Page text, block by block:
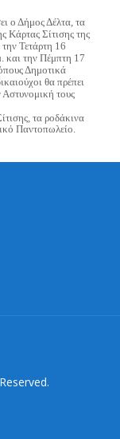
ο Δήμος Δέλτα, τα
Κάρτας Σίτισης της
Τετάρτη 16
και την Πέμπτη 17
Δημοτικά
θα πρέπει
Αστυνομική τους
τα ροδάκινα
Παντοπωλείο.